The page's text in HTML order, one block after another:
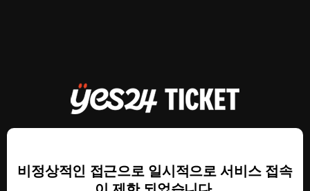
비정상적인 접근으로 일시적으로 서비스 접속